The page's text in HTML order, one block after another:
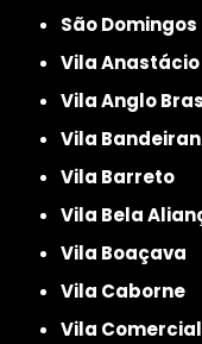
São Domingos
Vila Anastácio
Vila Anglo
Vila
Vila Barreto
Vila Bela
Vila Boaçava
Vila Caborne
Vila Comercial